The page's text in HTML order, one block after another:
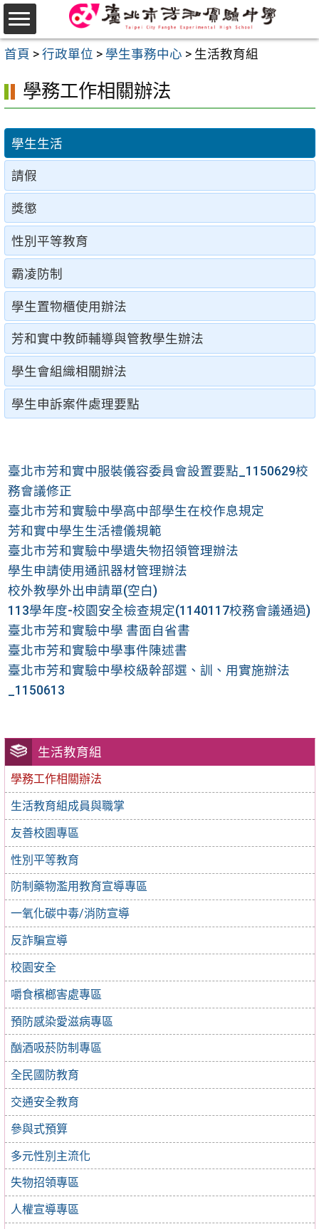
跳
至
主
容
區
首頁 > 行政單位 > 學生事務中心 > 生活教育組
生活教育組
學務工作相關辦法
生活教育組成員與職掌
友善校園專區
性別平等教育
防制藥物濫用教育宣導專區
一氧化碳中毒/消防宣導
反詐騙宣導
校園安全
嚼食檳榔害處專區
預防感染愛滋病專區
酗酒吸菸防制專區
全民國防教育
交通安全教育
參與式預算
多元性別主流化
失物招領專區
人權宣導專區
學務工作相關辦法
學生生活
請假
獎懲
性別平等教育
霸凌防制
學生置物櫃使用辦法
芳和實中教師輔導與管教學生辦法
學生會組織相關辦法
學生申訴案件處理要點
臺北市芳和實中服裝儀容委員會設置要點_1150629校
務會議修正
臺北市芳和實驗中學高中部學生在校作息規定
芳和實中學生生活禮儀規範
臺北市芳和實驗中學遺失物招領管理辦法
學生申請使用通訊器材管理辦法
校外教學外出申請單(空白)
113學年度-校園安全檢查規定(1140117校務會議通過)
臺北市芳和實驗中學 書面自省書
臺北市芳和實驗中學事件陳述書
臺北市芳和實驗中學校級幹部選、訓、用實施辦法
_1150613
選
單